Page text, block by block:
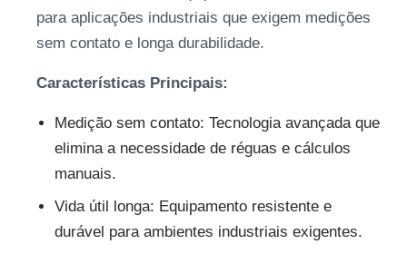
para aplicações industriais que exigem medições
sem contato e longa durabilidade.
Características Principais:
Medição sem contato: Tecnologia avançada que
elimina a necessidade de réguas e cálculos
manuais.
Vida útil longa: Equipamento resistente e
durável para ambientes industriais exigentes.